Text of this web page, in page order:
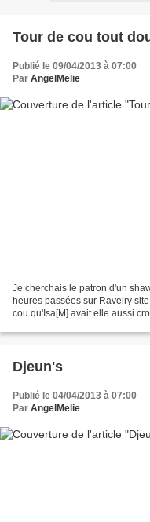
Tour de cou tout
Publié le 09/04/2013 à 07:00
Par AngelMelie
Je cherchais le patron d'un
heures passées sur Ravelry
cou qu'Isa[M] avait elle aussi
Djeun's
Publié le 04/04/2013 à 07:00
Par AngelMelie